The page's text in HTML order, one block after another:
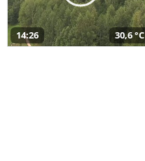
14:26 30,6 °C